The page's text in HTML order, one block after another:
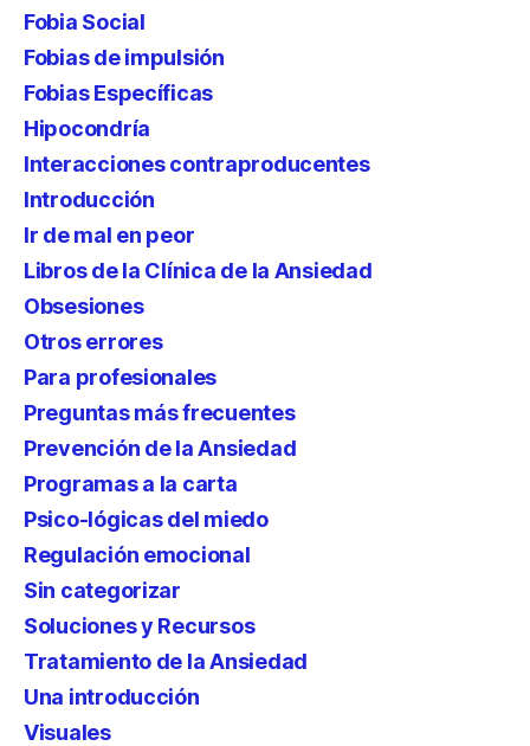
Fobia Social
Fobias de impulsión
Fobias Específicas
Hipocondría
Interacciones contraproducentes
Introducción
Ir de mal en peor
Libros de la Clínica de la Ansiedad
Obsesiones
Otros errores
Para profesionales
Preguntas más frecuentes
Prevención de la Ansiedad
Programas a la carta
Psico-lógicas del miedo
Regulación emocional
Sin categorizar
Soluciones y Recursos
Tratamiento de la Ansiedad
Una introducción
Visuales